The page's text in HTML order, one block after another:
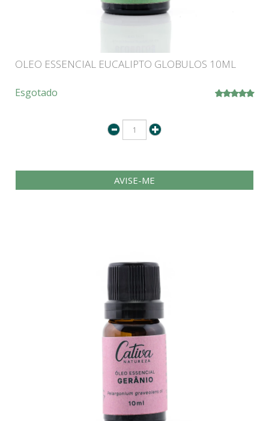
OLEO ESSENCIAL EUCALIPTO GLOBULOS 10ML
Esgotado
AVISE-ME